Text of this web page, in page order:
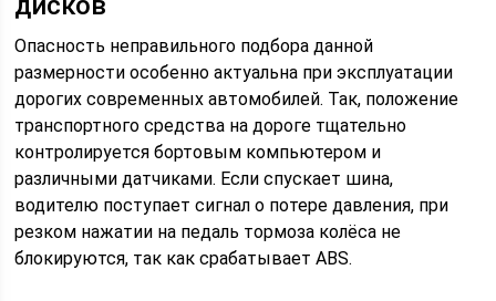
Опасность неправильного подбора данной
размерности особенно актуальна при эксплуатации
дорогих современных автомобилей. Так, положение
транспортного средства на дороге тщательно
контролируется бортовым компьютером и
различными датчиками. Если спускает шина,
водителю поступает сигнал о потере давления, при
резком нажатии на педаль тормоза колёса не
блокируются, так как срабатывает ABS.